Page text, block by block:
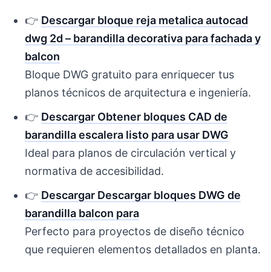
👉 Descargar bloque reja metalica autocad
dwg 2d – barandilla decorativa para fachada y
balcon
Bloque DWG gratuito para enriquecer tus
planos técnicos de arquitectura e ingeniería.
👉 Descargar Obtener bloques CAD de
barandilla escalera listo para usar DWG
Ideal para planos de circulación vertical y
normativa de accesibilidad.
👉 Descargar Descargar bloques DWG de
barandilla balcon para
Perfecto para proyectos de diseño técnico
que requieren elementos detallados en planta.